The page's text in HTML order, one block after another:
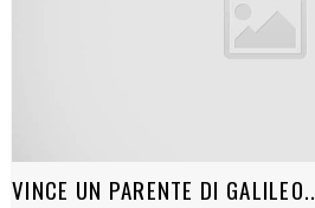
VINCE UN PARENTE DI GALILEO..